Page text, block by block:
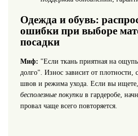
Одежда и обувь:
ошибки при выборе
посадки
Миф: "Если ткань приятная на
долго". Износ зависит от плотности,
швов и режима ухода. Если вы ищете,
бесполезные покупкив гардеробе,
провал чаще всего повторяется.